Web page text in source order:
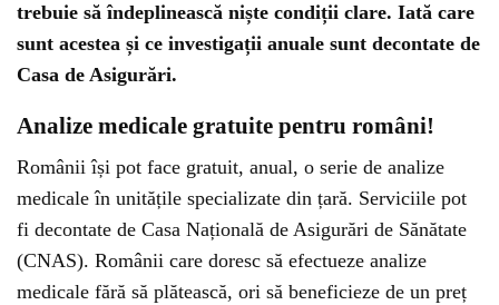
trebuie să îndeplinească niște condiții clare. Iată care
sunt acestea și ce investigații anuale sunt decontate de
Casa de Asigurări.
Analize medicale gratuite pentru români!
Românii își pot face gratuit, anual, o serie de analize
medicale în unitățile specializate din țară. Serviciile pot
fi decontate de Casa Națională de Asigurări de Sănătate
(CNAS). Românii care doresc să efectueze analize
medicale fără să plătească, ori să beneficieze de un preț